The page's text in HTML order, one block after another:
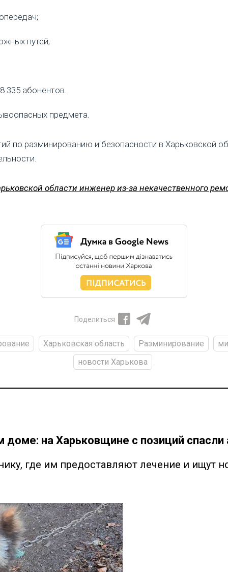
путей;
335 абонентов.
предмета.
по разминированию и безопасности в Харьковской
области инженер из-за некачественного
Поделиться
Харьковская область Разминирование
новости Харькова
доме: на Харьковщине с позиций спасли
где им предоставляют лечение и ищут